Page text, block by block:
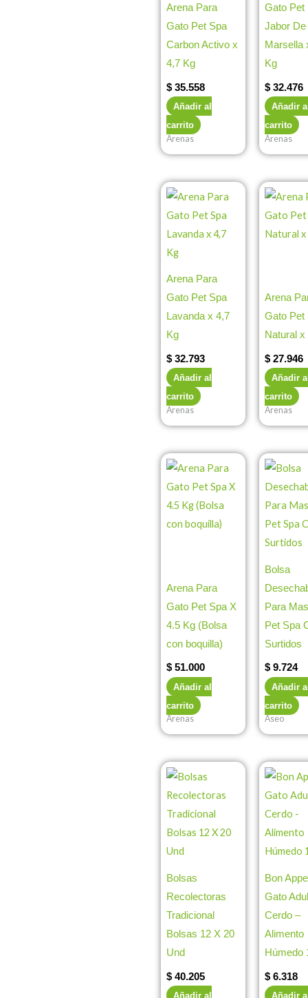
Arena Para
Gato Pet Spa
Carbon Activo x
4,7 Kg
$ 35.558
Añadir al
carrito
Arenas
Gato Pet
Jabor De
Marsella
Kg
$ 32.476
Añadir
carrito
Arenas
Arena Para
Gato Pet Spa
Lavanda x 4,7
Kg
$ 32.793
Añadir al
carrito
Arenas
Arena
Gato Pet
Natural x
$ 27.946
Añadir
carrito
Arenas
Arena Para
Gato Pet Spa X
4.5 Kg (Bolsa
con boquilla)
$ 51.000
Añadir al
carrito
Arenas
Bolsa
Para
Pet Spa
Surtidos
$ 9.724
Añadir
carrito
Aseo
Bolsas
Recolectoras
Tradicional
Bolsas 12 X 20
Und
$ 40.205
Añadir al
Bon
Gato
Cerdo –
Alimento
Húmedo
$ 6.318
Añadir